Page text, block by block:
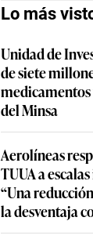
Lo más
Unidad de
de siete
medicamentos
del Minsa
Aerolíneas
TUUA a
“Una
la desventaja